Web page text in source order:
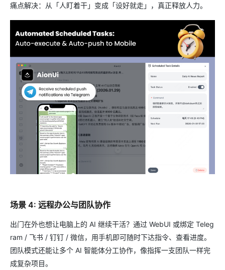
痛点解决：从「人盯着干」变成「设好就走」，真正释放人力。
场景 4: 远程办公与团队协作
出门在外也想让电脑上的 AI 继续干活？通过 WebUI 或绑定 Teleg
ram / 飞书 / 钉钉 / 微信，用手机即可随时下达指令、查看进度。
团队模式还能让多个 AI 智能体分工协作，像指挥一支团队一样完
成复杂项目。